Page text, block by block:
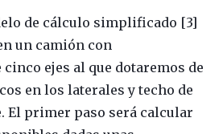
de cálculo simplificado [3]
un camión con
ejes al que dotaremos de
en los laterales y techo de
El primer paso será calcular